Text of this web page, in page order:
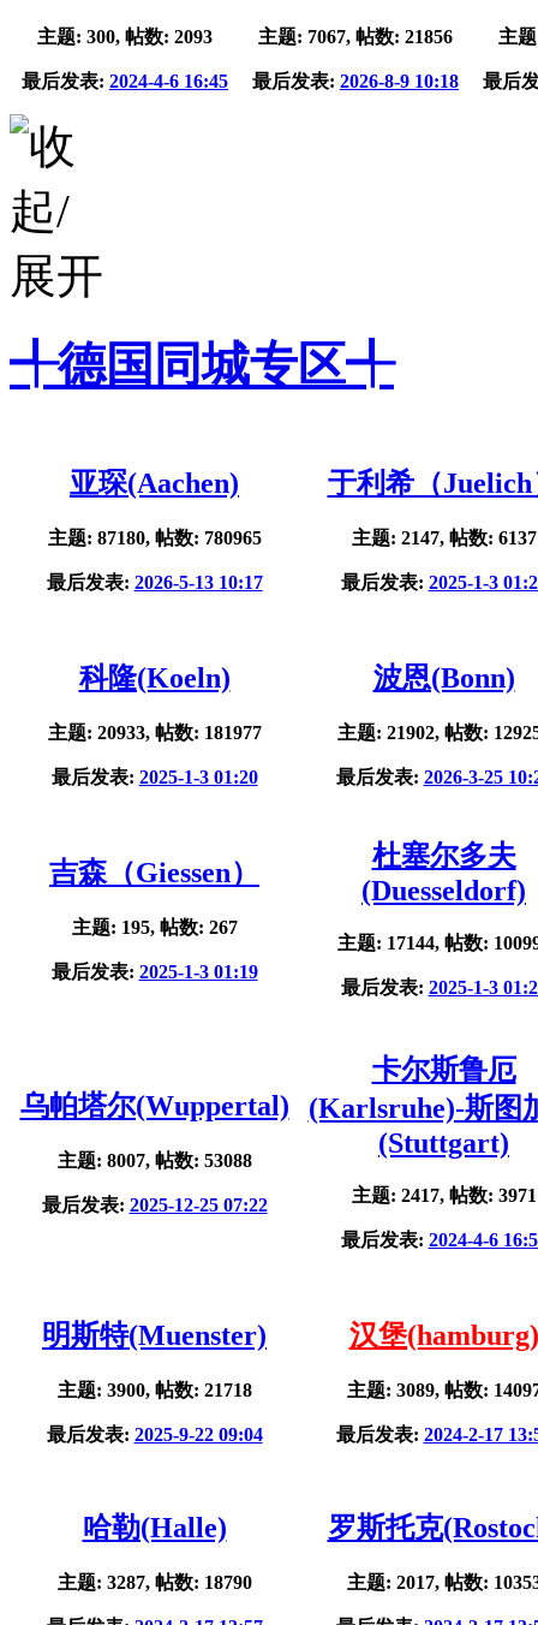
主题: 300, 帖数: 2093
最后发表: 2024-4-6 16:45
主题: 7067, 帖数: 21856
最后发表: 2026-8-9 10:18
主
最后
╃德国同城专区╃
亚琛(Aachen)
主题: 87180, 帖数: 780965
最后发表: 2026-5-13 10:17
于利希（Juelich
主题: 2147, 帖数: 6137
最后发表: 2025-1-3
科隆(Koeln)
主题: 20933, 帖数: 181977
最后发表: 2025-1-3 01:20
波恩(Bonn)
主题: 21902, 帖数:
最后发表: 2026-3-25
吉森（Giessen）
主题: 195, 帖数: 267
最后发表: 2025-1-3 01:19
杜塞尔多夫
(Duesseldorf)
主题: 17144, 帖数:
最后发表: 2025-1-3
乌帕塔尔(Wuppertal)
主题: 8007, 帖数: 53088
最后发表: 2025-12-25 07:22
卡尔斯鲁厄
(Karlsruhe)-斯图
(Stuttgart)
主题: 2417, 帖数: 3971
最后发表: 2024-4-6
明斯特(Muenster)
主题: 3900, 帖数: 21718
最后发表: 2025-9-22 09:04
汉堡(hamburg)
主题: 3089, 帖数:
最后发表: 2024-2-17
哈勒(Halle)
主题: 3287, 帖数: 18790
罗斯托克
主题: 2017, 帖数: